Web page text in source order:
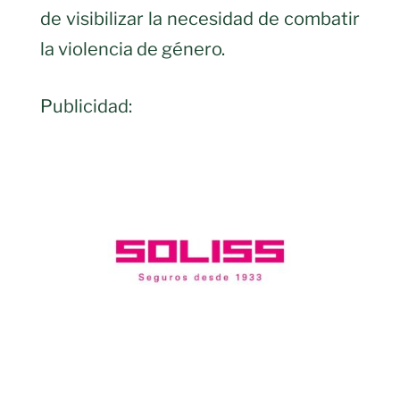
de visibilizar la necesidad de combatir
la violencia de género.
Publicidad: